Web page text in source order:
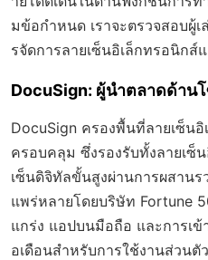
มข้อกำหนด เราจะตรวจสอบผู้
รจัดการลายเซ็นอิเล็กทรอนิกส์
DocuSign: ผู้นำตลาดด้าน
DocuSign ครองพื้นที่ลายเซ็น
ครอบคลุม ซึ่งรองรับทั้งลายเซ็
เซ็นดิจิทัลขั้นสูงผ่านการผสานร
แพร่หลายโดยบริษัท Fortune
แกร่ง แอปบนมือถือ และการเข้
อเดือนสำหรับการใช้งานส่วน